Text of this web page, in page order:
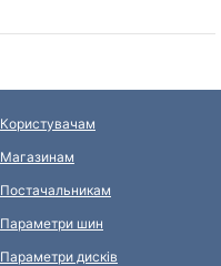
Користувачам
Магазинам
Постачальникам
Параметри шин
Параметри дисків